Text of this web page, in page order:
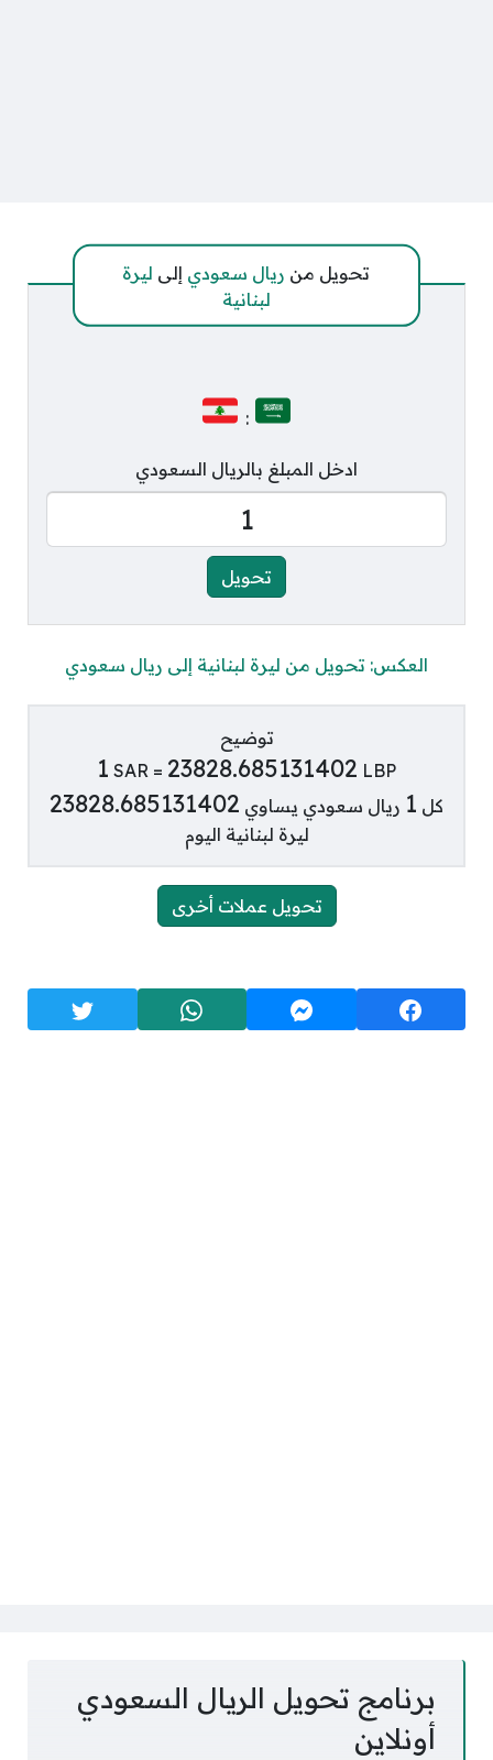
تحويل من ريال سعودي إلى ليرة
لبنانية
:
ادخل المبلغ بالريال السعودي
العكس: تحويل من ليرة لبنانية إلى ريال سعودي
توضيح
1 SAR = 23828.685131402 LBP
كل 1 ريال سعودي يساوي 23828.685131402
ليرة لبنانية اليوم
تحويل عملات أخرى
برنامج تحويل الريال السعودي
أونلاين